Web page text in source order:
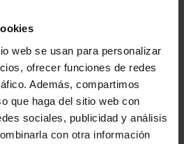
web se usan para personalizar
ofrecer funciones de redes
Además, compartimos
que haga del sitio web con
sociales, publicidad y análisis
con otra información